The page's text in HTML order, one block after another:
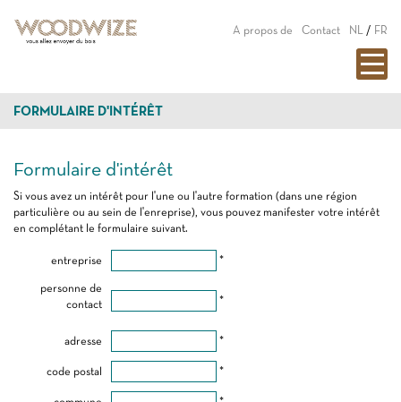
A propos de Contact NL / FR
FORMULAIRE D'INTÉRÊT
Formulaire d'intérêt
Si vous avez un intérêt pour l'une ou l'autre formation (dans une région
particulière ou au sein de l'enreprise), vous pouvez manifester votre intérêt
en complétant le formulaire suivant.
entreprise *
personne de
contact
*
adresse *
code postal *